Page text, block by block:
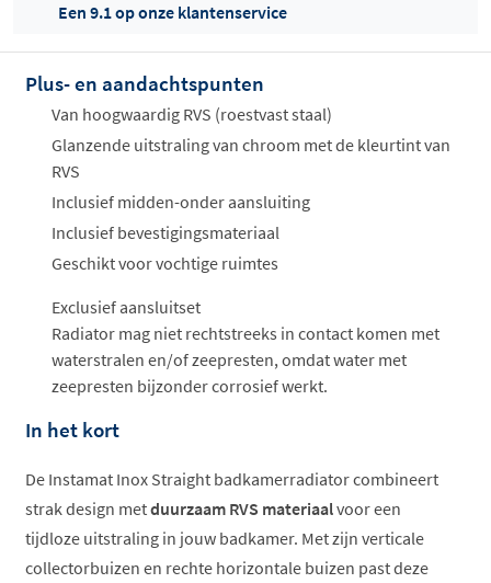
Offertes
ophalen...
Een 9.1 op onze klantenservice
Plus- en aandachtspunten
Van hoogwaardig RVS (roestvast staal)
Glanzende uitstraling van chroom met de kleurtint van
RVS
Inclusief midden-onder aansluiting
Inclusief bevestigingsmateriaal
Geschikt voor vochtige ruimtes
Exclusief aansluitset
Radiator mag niet rechtstreeks in contact komen met
waterstralen en/of zeepresten, omdat water met
zeepresten bijzonder corrosief werkt.
In het kort
De Instamat Inox Straight badkamerradiator combineert
strak design metduurzaam RVS materiaalvoor een
tijdloze uitstraling in jouw badkamer. Met zijn verticale
collectorbuizen en rechte horizontale buizen past deze